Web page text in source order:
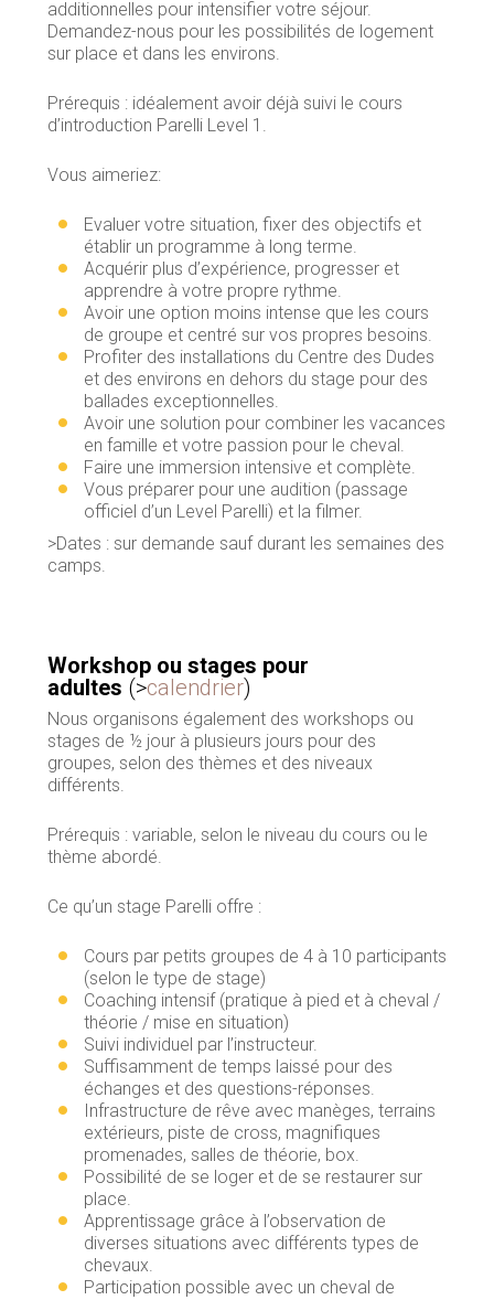
additionnelles pour intensifier votre séjour.
Demandez-nous pour les possibilités de logement
sur place et dans les environs.
Prérequis : idéalement avoir déjà suivi le cours
d’introduction Parelli Level 1.
Vous aimeriez:
Evaluer votre situation, fixer des objectifs et
établir un programme à long terme.
Acquérir plus d’expérience, progresser et
apprendre à votre propre rythme.
Avoir une option moins intense que les cours
de groupe et centré sur vos propres besoins.
Profiter des installations du Centre des Dudes
et des environs en dehors du stage pour des
ballades exceptionnelles.
Avoir une solution pour combiner les vacances
en famille et votre passion pour le cheval.
Faire une immersion intensive et complète.
Vous préparer pour une audition (passage
officiel d’un Level Parelli) et la filmer.
>Dates : sur demande sauf durant les semaines des
camps.
Workshop ou stages pour
adultes (>calendrier)
Nous organisons également des workshops ou
stages de ½ jour à plusieurs jours pour des
groupes, selon des thèmes et des niveaux
différents.
Prérequis : variable, selon le niveau du cours ou le
thème abordé.
Ce qu’un stage Parelli offre :
Cours par petits groupes de 4 à 10 participants
(selon le type de stage)
Coaching intensif (pratique à pied et à cheval /
théorie / mise en situation)
Suivi individuel par l’instructeur.
Suffisamment de temps laissé pour des
échanges et des questions-réponses.
Infrastructure de rêve avec manèges, terrains
extérieurs, piste de cross, magnifiques
promenades, salles de théorie, box.
Possibilité de se loger et de se restaurer sur
place.
Apprentissage grâce à l’observation de
diverses situations avec différents types de
chevaux.
Participation possible avec un cheval de